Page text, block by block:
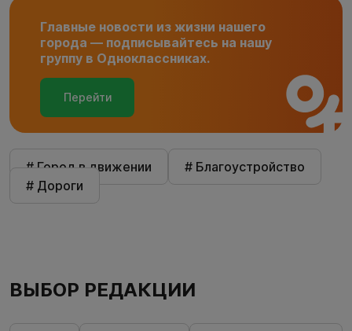
Главные новости из жизни нашего
города — подписывайтесь на нашу
группу в Одноклассниках.
Перейти
# Город в движении
# Благоустройство
# Дороги
ВЫБОР РЕДАКЦИИ